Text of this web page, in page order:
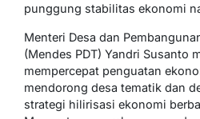
punggung stabilitas ekonomi
Menteri Desa dan
(Mendes PDT) Yandri Susanto
mempercepat penguatan
mendorong desa tematik dan
strategi hilirisasi ekonomi